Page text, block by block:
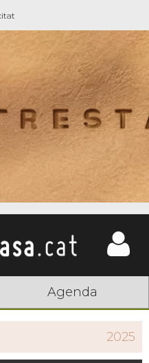
Agenda
2025